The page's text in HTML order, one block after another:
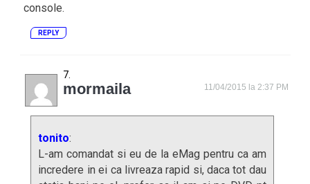
console.
REPLY
mormaila 11/04/2015 la 2:37 PM
tonito:
L-am comandat si eu de la eMag pentru ca am
incredere in ei ca livreaza rapid si, daca tot dau